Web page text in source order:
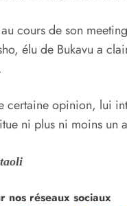
cours de son
élu de Bukavu a
certaine opinion, lui
ni plus ni moins un
nos réseaux sociaux